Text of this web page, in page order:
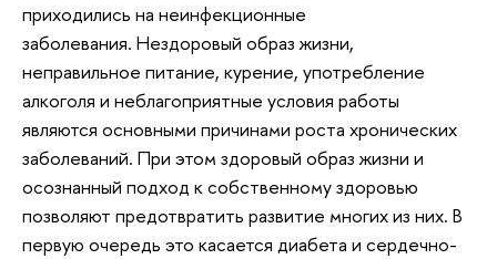
приходились на неинфекционные
заболевания. Нездоровый образ жизни,
неправильное питание, курение, употребление
алкоголя и неблагоприятные условия работы
являются основными причинами роста хронических
заболеваний. При этом здоровый образ жизни и
осознанный подход к собственному здоровью
позволяют предотвратить развитие многих из них. В
первую очередь это касается диабета и сердечно-